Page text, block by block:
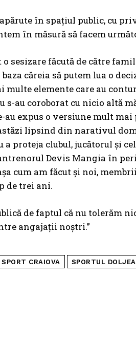
în spaţiul public, cu
în măsură să facem
sesizare făcută de către
căreia să putem lua o
elemente care au
au coroborat cu nicio altă
expus o versiune mult
lipsind din narativul
a proteja clubul, jucătorul şi
Devis Mangia în
cum am făcut şi noi,
de trei ani.
de faptul că nu tolerăm
angajaţii noştri.”
SPORT CRAIOVA SPORTUL